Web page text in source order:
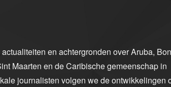
en achtergronden over Aruba,
Maarten en de Caribische gemeenschap in
journalisten volgen we de ontwikkelingen